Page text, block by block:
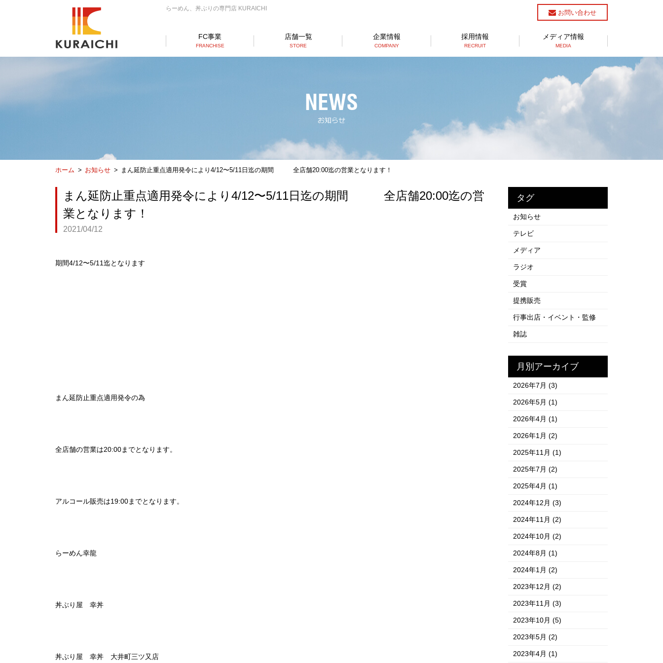
らーめん、丼ぶりの専門店 KURAICHI
お問い合わせ
FC事業
FRANCHISE
店舗一覧
STORE
らーめん店一覧
テイクアウト/デリバリー
企業情報
COMPANY
採用情報
RECRUIT
メディア情報
MEDIA
ホーム お知らせ まん延防止重点適用発令により4/12〜5/11日迄の期間 全店舗20:00迄の営業となります！
まん延防止重点適用発令により4/12〜5/11日迄の期間 全店舗20:00迄の営
業となります！
2021/04/12
期間4/12〜5/11迄となります
まん延防止重点適用発令の為
全店舗の営業は20:00までとなります。
アルコール販売は19:00までとなります。
らーめん幸龍
丼ぶり屋 幸丼
丼ぶり屋 幸丼 大井町三ツ又店
タグ
お知らせ
テレビ
メディア
ラジオ
受賞
提携販売
行事出店・イベント・監修
雑誌
月別アーカイブ
2026年7月(3)
2026年5月(1)
2026年4月(1)
2026年1月(2)
2025年11月(1)
2025年7月(2)
2025年4月(1)
2024年12月(3)
2024年11月(2)
2024年10月(2)
2024年8月(1)
2024年1月(2)
2023年12月(2)
2023年11月(3)
2023年10月(5)
2023年5月(2)
2023年4月(1)